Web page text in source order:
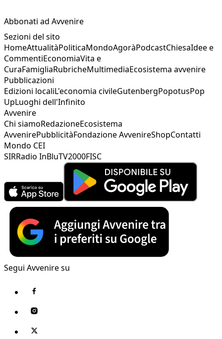
Abbonati ad Avvenire
Sezioni del sito
HomeAttualitàPoliticaMondoAgoràPodcastChiesaIdee e
CommentiEconomiaVita e
CuraFamigliaRubricheMultimediaEcosistema avvenire
Pubblicazioni
Edizioni localiL'economia civileGutenbergPopotusPop
UpLuoghi dell'Infinito
Avvenire
Chi siamoRedazioneEcosistema
AvvenirePubblicitàFondazione AvvenireShopContatti
Mondo CEI
SIRRadio InBluTV2000FISC
Segui Avvenire su